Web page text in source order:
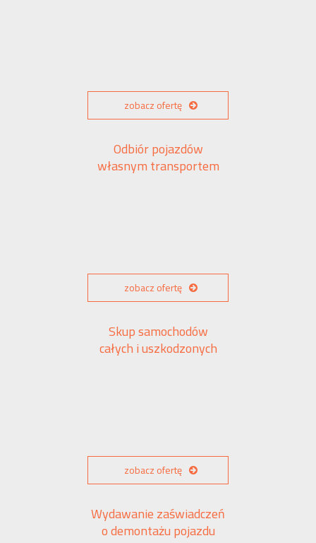
zobacz ofertę
Odbiór pojazdów
własnym transportem
zobacz ofertę
Skup samochodów
całych i uszkodzonych
zobacz ofertę
Wydawanie zaświadczeń
o demontażu pojazdu